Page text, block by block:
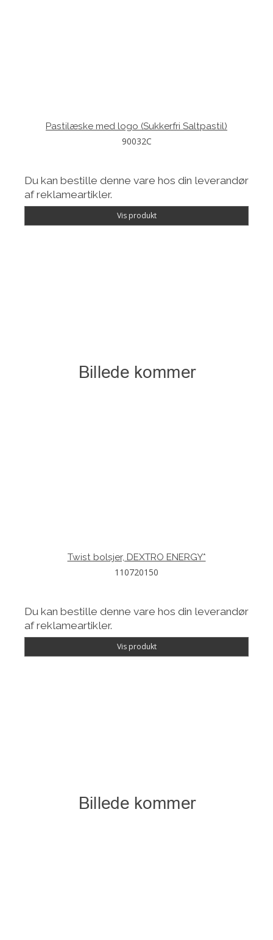
Pastilæske med logo (Sukkerfri Saltpastil)
90032C
Du kan bestille denne vare hos din leverandør
af reklameartikler.
Vis produkt
Twist bolsjer, DEXTRO ENERGY*
110720150
Du kan bestille denne vare hos din leverandør
af reklameartikler.
Vis produkt